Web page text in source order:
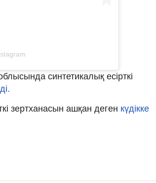
синтетикалық есірткі
зертханасын ашқан деген күдікке